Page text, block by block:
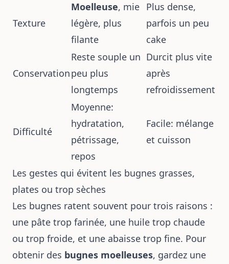
Texture
Moelleuse, mie
légère, plus
filante
Plus dense,
parfois un peu
cake
Conservation
Reste souple un
peu plus
longtemps
Durcit plus vite
après
refroidissement
Difficulté
Moyenne:
hydratation,
pétrissage,
repos
Facile: mélange
et cuisson
Les gestes qui évitent les bugnes grasses,
plates ou trop sèches
Les bugnes ratent souvent pour trois raisons :
une pâte trop farinée, une huile trop chaude
ou trop froide, et une abaisse trop fine. Pour
obtenir des bugnes moelleuses, gardez une